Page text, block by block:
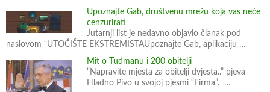
z
b
r
b
Upoznajte Gab, društvenu mrežu koja vas neće
cenzurirati
Jutarnji list je nedavno objavio članak pod
naslovom “UTOČIŠTE EKSTREMISTAUpoznajte Gab, aplikaciju …
Mit o Tuđmanu i 200 obitelji
“Napravite mjesta za obitelji dvjesta..” pjeva
Hladno Pivo u svojoj pjesmi “Firma”. …